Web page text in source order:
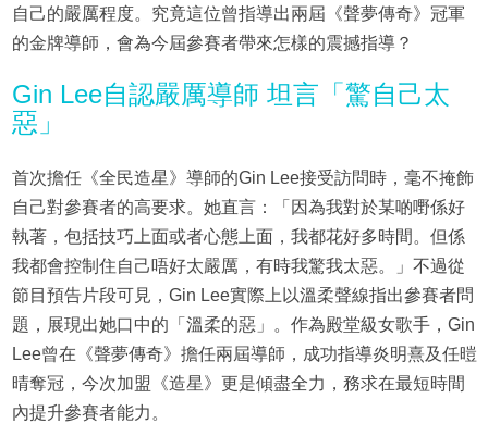
自己的嚴厲程度。究竟這位曾指導出兩屆《聲夢傳奇》冠軍
的金牌導師，會為今屆參賽者帶來怎樣的震撼指導？
Gin Lee自認嚴厲導師 坦言「驚自己太
惡」
首次擔任《全民造星》導師的Gin Lee接受訪問時，毫不掩飾
自己對參賽者的高要求。她直言：「因為我對於某啲嘢係好
執著，包括技巧上面或者心態上面，我都花好多時間。但係
我都會控制住自己唔好太嚴厲，有時我驚我太惡。」不過從
節目預告片段可見，Gin Lee實際上以溫柔聲線指出參賽者問
題，展現出她口中的「溫柔的惡」。作為殿堂級女歌手，Gin
Lee曾在《聲夢傳奇》擔任兩屆導師，成功指導炎明熹及任暟
晴奪冠，今次加盟《造星》更是傾盡全力，務求在最短時間
內提升參賽者能力。